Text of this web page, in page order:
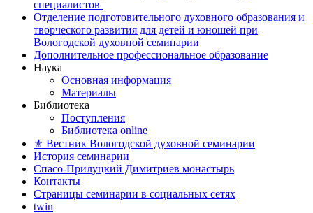
специалистов
Отделение подготовительного духовного образования и
творческого развития для детей и юношей при
Вологодской духовной семинарии
Дополнительное профессиональное образование
Наука
Основная информация
Материалы
Библиотека
Поступления
Библиотека online
⚜ Вестник Вологодской духовной семинарии
История семинарии
Спасо-Прилуцкий Димитриев монастырь
Контакты
Страницы семинарии в социальных сетях
twin